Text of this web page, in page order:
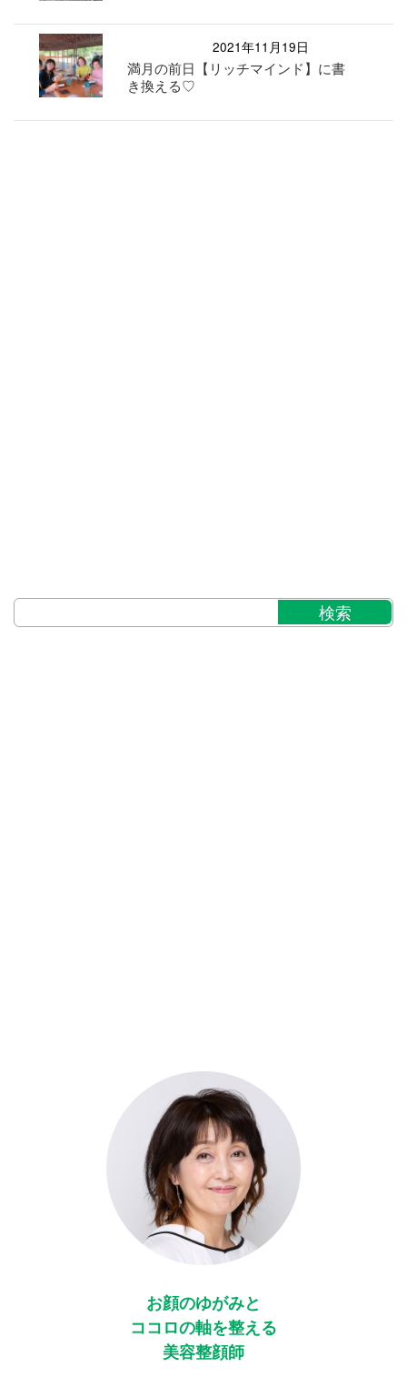
2021年11月19日
満月の前日【リッチマインド】に書
き換える♡
お顔のゆがみと
ココロの軸を整える
美容整顔師